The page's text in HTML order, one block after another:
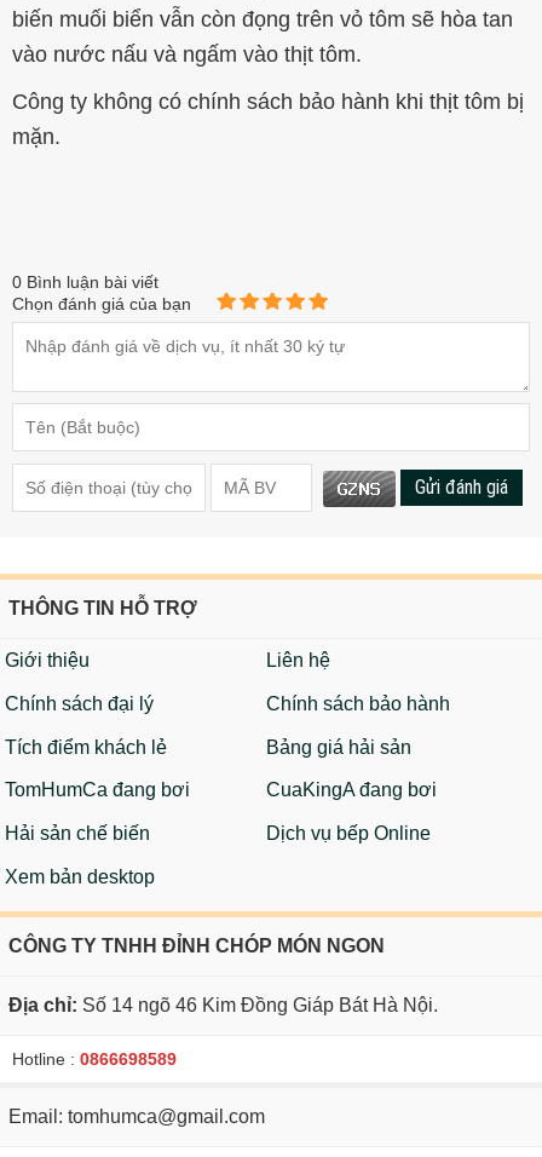
biến muối biển vẫn còn đọng trên vỏ tôm sẽ hòa tan
vào nước nấu và ngấm vào thịt tôm.
Công ty không có chính sách bảo hành khi thịt tôm bị
mặn.
0 Bình luận bài viết
Chọn đánh giá của bạn
Gửi đánh giá
THÔNG TIN HỖ TRỢ
Giới thiệu Liên hệ
Chính sách đại lý Chính sách bảo hành
Tích điểm khách lẻ Bảng giá hải sản
TomHumCa đang bơi CuaKingA đang bơi
Hải sản chế biến Dịch vụ bếp Online
Xem bản desktop
CÔNG TY TNHH ĐỈNH CHÓP MÓN NGON
Địa chỉ: Số 14 ngõ 46 Kim Đồng Giáp Bát Hà Nội.
Hotline : 0866698589
Email: tomhumca@gmail.com